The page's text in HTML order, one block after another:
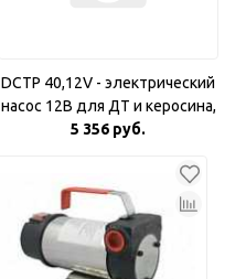
DCTP 40,12V - электрический
насос 12В для ДТ и керосина,
40л/мин
5 356 руб.